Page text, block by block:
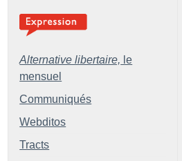
Alternative libertaire, le
mensuel
Communiqués
Webditos
Tracts